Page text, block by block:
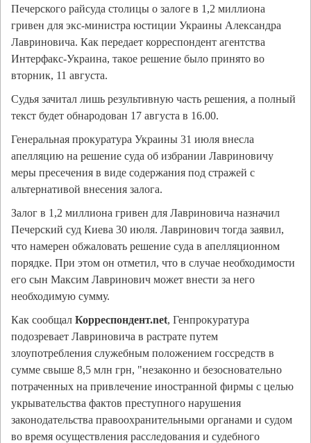
Печерского райсуда столицы о залоге в 1,2 миллиона
гривен для экс-министра юстиции Украины Александра
Лавриновича. Как передает корреспондент агентства
Интерфакс-Украина, такое решение было принято во
вторник, 11 августа.
Судья зачитал лишь результивную часть решения, а полный
текст будет обнародован 17 августа в 16.00.
Генеральная прокуратура Украины 31 июля внесла
апелляцию на решение суда об избрании Лавриновичу
меры пресечения в виде содержания под стражей с
альтернативой внесения залога.
Залог в 1,2 миллиона гривен для Лавриновича назначил
Печерский суд Киева 30 июля. Лавринович тогда заявил,
что намерен обжаловать решение суда в апелляционном
порядке. При этом он отметил, что в случае необходимости
его сын Максим Лавринович может внести за него
необходимую сумму.
Как сообщал Корреспондент.net, Генпрокуратура
подозревает Лавриновича в растрате путем
злоупотребления служебным положением госсредств в
сумме свыше 8,5 млн грн, "незаконно и безосновательно
потраченных на привлечение иностранной фирмы с целью
укрывательства фактов преступного нарушения
законодательства правоохранительными органами и судом
во время осуществления расследования и судебного